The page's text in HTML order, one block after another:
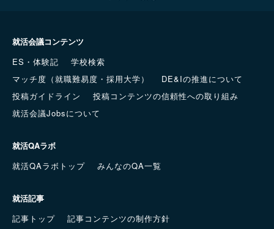
就活会議コンテンツ
ES・体験記
学校検索
マッチ度（就職難易度・採用大学）
DE&Iの推進について
投稿ガイドライン
投稿コンテンツの信頼性への取り組み
就活会議Jobsについて
就活QAラボ
就活QAラボトップ
みんなのQA一覧
就活記事
記事トップ
記事コンテンツの制作方針